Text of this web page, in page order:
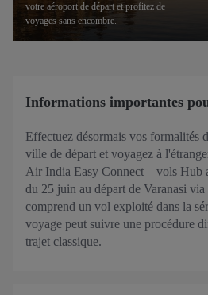
votre aéroport de départ et profitez de
voyages sans encombre.
Informations importantes
Effectuez désormais vos formalités
ville de départ et voyagez à
Air India Easy Connect – vols Hub
du 25 juin au départ de Varanasi
comprend un vol exploité dans la
voyage peut suivre une procédure
trajet classique.